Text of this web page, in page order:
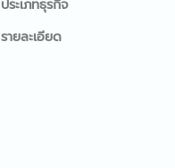
ประเภทธุรกิจ
รายละเอียด